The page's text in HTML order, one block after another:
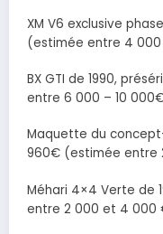
XM V6 exclusive
(estimée entre 4
BX GTI de 1990,
entre 6 000 – 10
Maquette du
960€ (estimée entre
Méhari 4×4 Verte de
entre 2 000 et 4 000